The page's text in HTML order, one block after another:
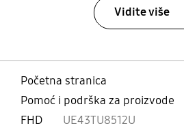
Vidite više
Početna stranica
Pomoć i podrška za proizvode
FHD
UE43TU8512U